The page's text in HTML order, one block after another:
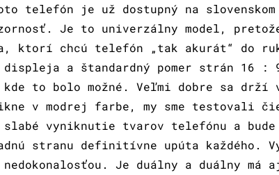
telefón je už dostupný na slovenskom
Je to univerzálny model,
ktorí chcú telefón „tak akurát“ do
displeja a štandardný pomer strán 16 :
kde to bolo možné. Veľmi dobre sa
v modrej farbe, my sme testovali
vyniknutie tvarov telefónu a bude
stranu definitívne upúta každého.
Je duálny a duálny má